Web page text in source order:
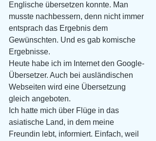
Englische übersetzen konnte. Man
musste nachbessern, denn nicht immer
entsprach das Ergebnis dem
Gewünschten. Und es gab komische
Ergebnisse.
Heute habe ich im Internet den Google-
Übersetzer. Auch bei ausländischen
Webseiten wird eine Übersetzung
gleich angeboten.
Ich hatte mich über Flüge in das
asiatische Land, in dem meine
Freundin lebt, informiert. Einfach, weil